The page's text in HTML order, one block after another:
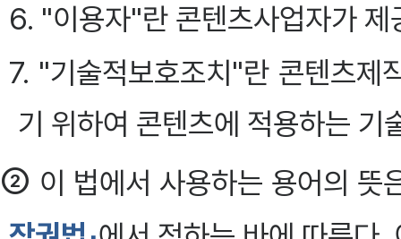
6. "이용자"란 콘텐츠사업자가
7. "기술적보호조치"란 콘텐츠제
기 위하여 콘텐츠에 적용하는 기
② 이 법에서 사용하는 용어의